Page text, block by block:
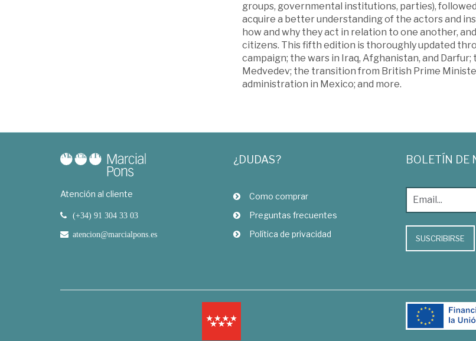
groups, governmental institutions, parties),
acquire a better understanding of the actors and
how and why they act in relation to one another,
citizens. This fifth edition is thoroughly updated
campaign; the wars in Iraq, Afghanistan, and
Medvedev; the transition from British Prime
administration in Mexico; and more.
Atención al cliente
(+34) 91 304 33 03
atencion@marcialpons.es
¿DUDAS?
Como comprar
Preguntas frecuentes
Política de privacidad
BOLETÍN DE
SUSCRIBIRSE